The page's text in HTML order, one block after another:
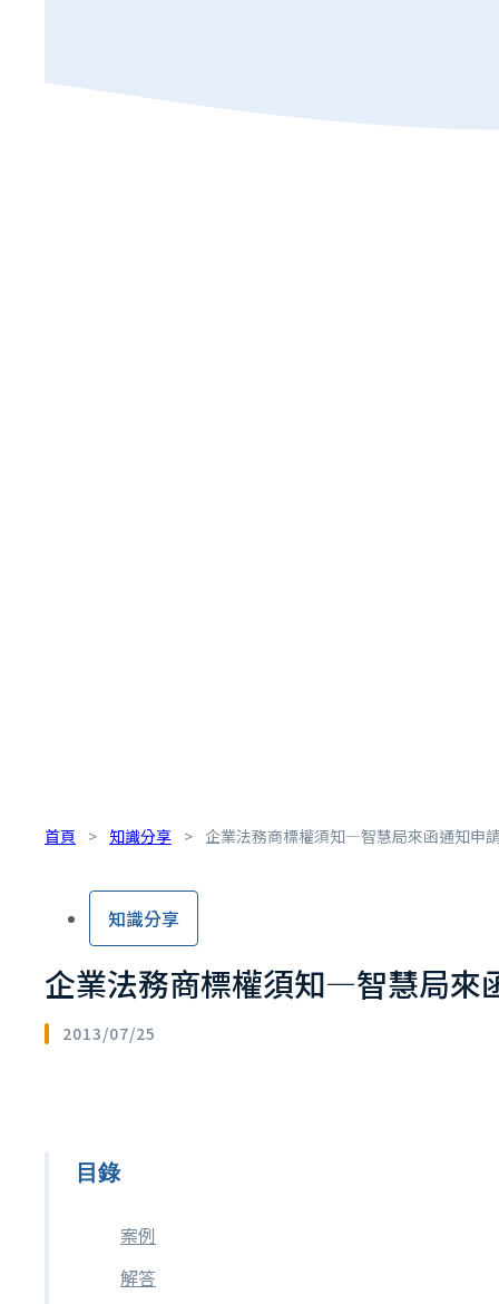
首頁 > 知識分享 > 企業法務商標權須知—智慧局來函通知申
知識分享
企業法務商標權須知—智慧局來
2013/07/25
目錄
案例
解答